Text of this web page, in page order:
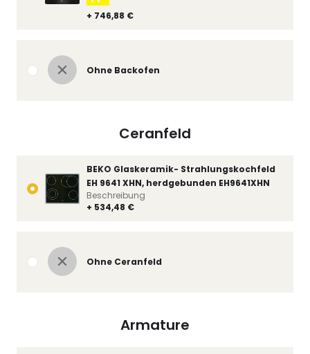
+ 746,88 €
Ohne Backofen
Ceranfeld
BEKO Glaskeramik- Strahlungskochfeld
EH 9641 XHN, herdgebunden EH9641XHN
+ 534,48 €
Beschreibung
Ohne Ceranfeld
Armature